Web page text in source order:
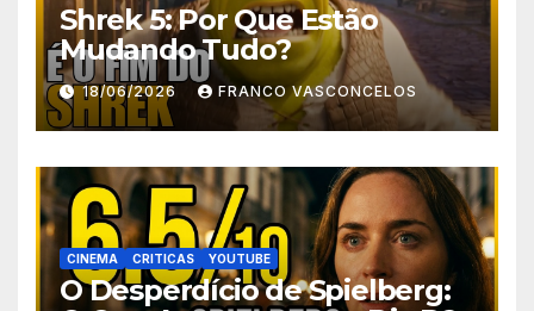
Shrek 5: Por Que Estão
Mudando Tudo?
18/06/2026 FRANCO VASCONCELOS
CINEMA CRITICAS YOUTUBE
O Desperdício de Spielberg: